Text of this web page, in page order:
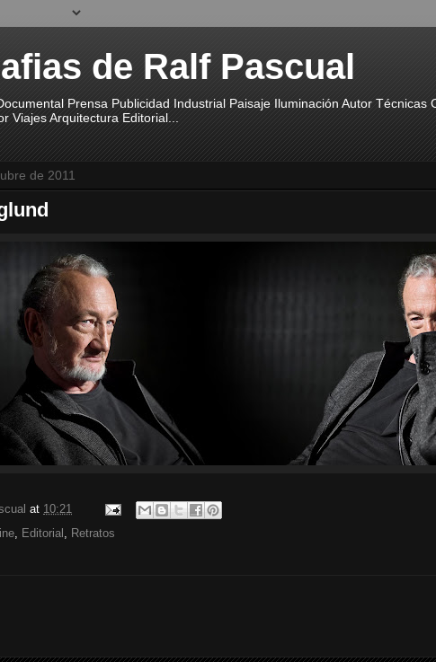
de Ralf Pascual
Prensa Publicidad Industrial Paisaje Iluminación Autor
Viajes Arquitectura Editorial...
de 2011
at 10:21
, Editorial , Retratos